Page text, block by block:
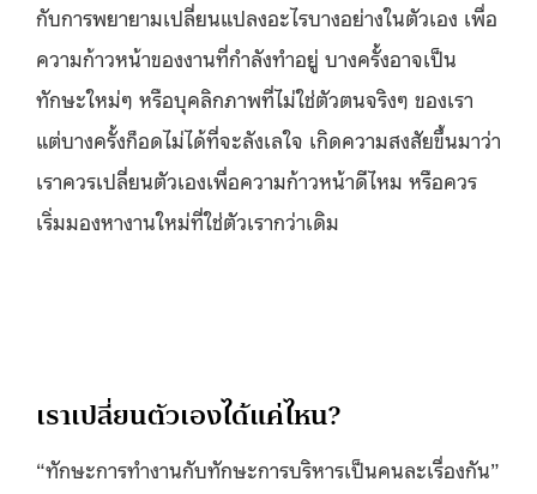
กับการพยายามเปลี่ยนแปลงอะไรบางอย่างในตัวเอง เพื่อ
ความก้าวหน้าของงานที่กำลังทำอยู่ บางครั้งอาจเป็น
ทักษะใหม่ๆ หรือบุคลิกภาพที่ไม่ใช่ตัวตนจริงๆ ของเรา
แต่บางครั้งก็อดไม่ได้ที่จะลังเลใจ เกิดความสงสัยขึ้นมาว่า
เราควรเปลี่ยนตัวเองเพื่อความก้าวหน้าดีไหม หรือควร
เริ่มมองหางานใหม่ที่ใช่ตัวเรากว่าเดิม
เราเปลี่ยนตัวเองได้แค่ไหน?
“ทักษะการทำงานกับทักษะการบริหารเป็นคนละเรื่องกัน”